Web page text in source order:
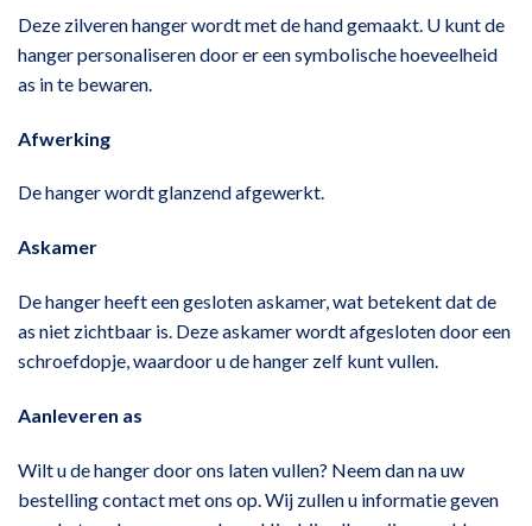
Deze zilveren hanger wordt met de hand gemaakt. U kunt de
hanger personaliseren door er een symbolische hoeveelheid
as in te bewaren.
Afwerking
De hanger wordt glanzend afgewerkt.
Askamer
De hanger heeft een gesloten askamer, wat betekent dat de
as niet zichtbaar is. Deze askamer wordt afgesloten door een
schroefdopje, waardoor u de hanger zelf kunt vullen.
Aanleveren as
Wilt u de hanger door ons laten vullen? Neem dan na uw
bestelling contact met ons op. Wij zullen u informatie geven